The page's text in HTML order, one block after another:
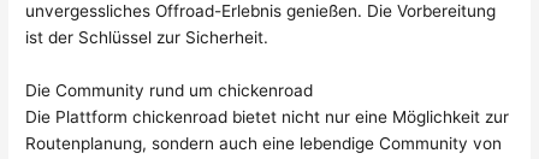
unvergessliches Offroad-Erlebnis genießen. Die Vorbereitung
ist der Schlüssel zur Sicherheit.
Die Community rund umchickenroad
Die Plattformchickenroad bietet nicht nur eine Möglichkeit zur
Routenplanung, sondern auch eine lebendige Community von